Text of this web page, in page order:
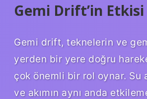
Gemi Drift’in Etkisi
Gemi drift, teknelerin ve
yerden bir yere doğru
çok önemli bir rol oynar. Su
ve akımın aynı anda